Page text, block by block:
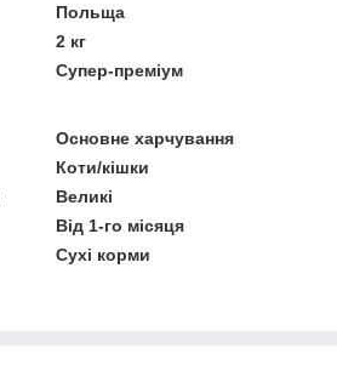
Польща
2 кг
Супер-преміум
Основне харчування
Коти/кішки
Великі
Від 1-го місяця
Сухі корми